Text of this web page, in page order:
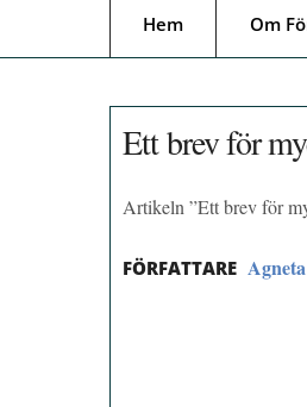
Hem Om
Ett brev för
Artikeln ”Ett brev för
FÖRFATTARE